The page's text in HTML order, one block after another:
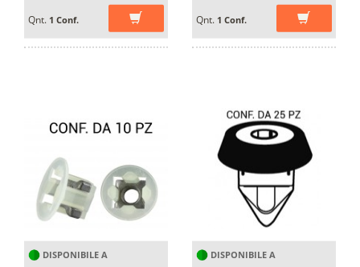
Qnt. 1 Conf.
Qnt. 1 Conf.
DISPONIBILE A DISPONIBILE A